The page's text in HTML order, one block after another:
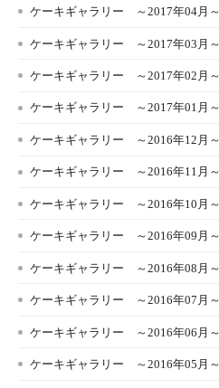
ケーキギャラリー ～2017年04月～
ケーキギャラリー ～2017年03月～
ケーキギャラリー ～2017年02月～
ケーキギャラリー ～2017年01月～
ケーキギャラリー ～2016年12月～
ケーキギャラリー ～2016年11月～
ケーキギャラリー ～2016年10月～
ケーキギャラリー ～2016年09月～
ケーキギャラリー ～2016年08月～
ケーキギャラリー ～2016年07月～
ケーキギャラリー ～2016年06月～
ケーキギャラリー ～2016年05月～